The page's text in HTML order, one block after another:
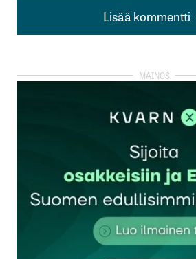
Lisää kommentti
Lisää kommentti
rekisteröityä
Sähköpostiosoitettasi ei julkaista.
kentät on merkitty*